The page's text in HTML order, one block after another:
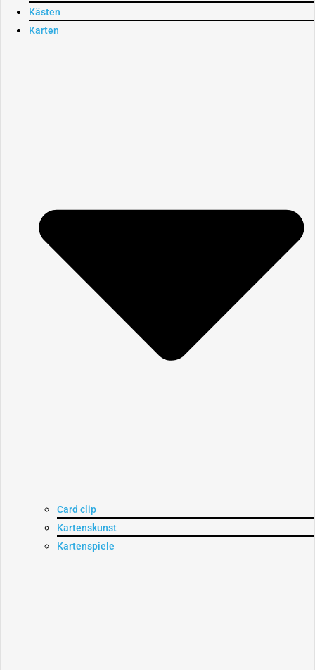
Kästen
Karten
Card clip
Kartenskunst
Kartenspiele